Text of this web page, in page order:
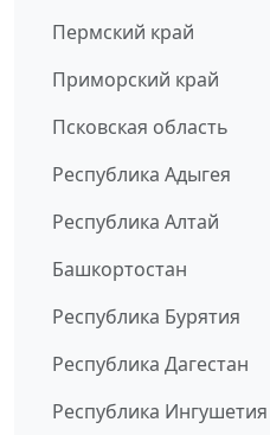
Пермский край
Приморский край
Псковская область
Республика Адыгея
Республика Алтай
Башкортостан
Республика Бурятия
Республика Дагестан
Республика Ингушетия